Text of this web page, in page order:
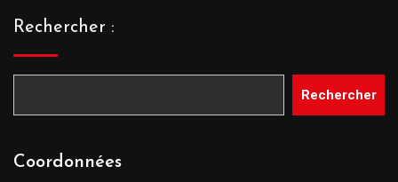
Rechercher :
Rechercher
Coordonnées